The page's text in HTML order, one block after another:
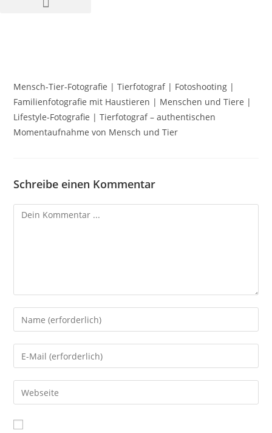
Mensch-Tier-Fotografie | Tierfotograf | Fotoshooting |
Familienfotografie mit Haustieren | Menschen und Tiere |
Lifestyle-Fotografie | Tierfotograf – authentischen
Momentaufnahme von Mensch und Tier
Schreibe einen Kommentar